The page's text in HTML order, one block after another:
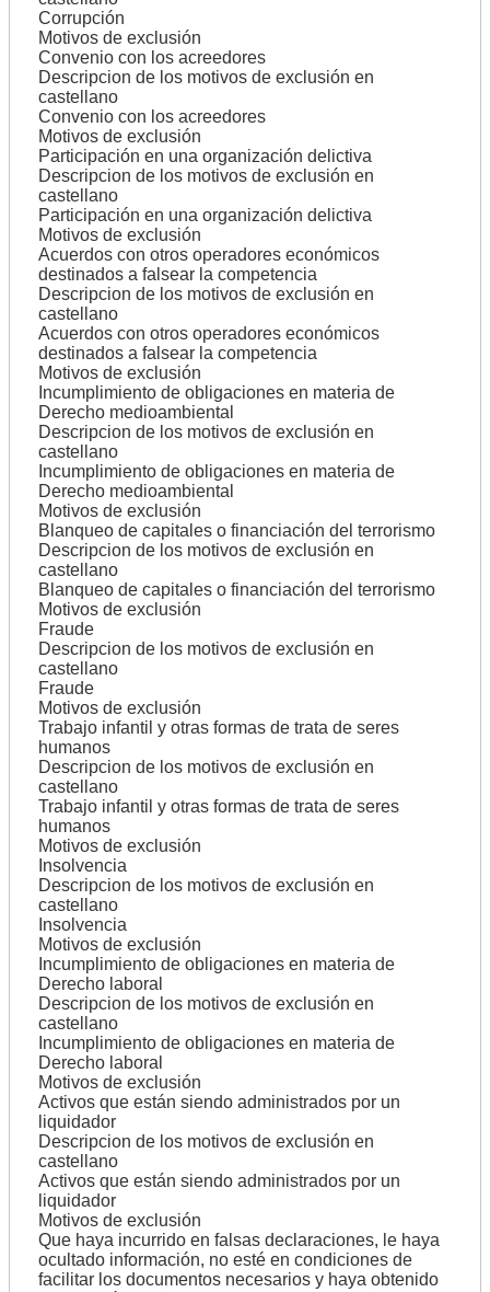
Corrupción
Motivos de exclusión
Convenio con los acreedores
Descripcion de los motivos de exclusión en
castellano
Convenio con los acreedores
Motivos de exclusión
Participación en una organización delictiva
Descripcion de los motivos de exclusión en
castellano
Participación en una organización delictiva
Motivos de exclusión
Acuerdos con otros operadores económicos
destinados a falsear la competencia
Descripcion de los motivos de exclusión en
castellano
Acuerdos con otros operadores económicos
destinados a falsear la competencia
Motivos de exclusión
Incumplimiento de obligaciones en materia de
Derecho medioambiental
Descripcion de los motivos de exclusión en
castellano
Incumplimiento de obligaciones en materia de
Derecho medioambiental
Motivos de exclusión
Blanqueo de capitales o financiación del terrorismo
Descripcion de los motivos de exclusión en
castellano
Blanqueo de capitales o financiación del terrorismo
Motivos de exclusión
Fraude
Descripcion de los motivos de exclusión en
castellano
Fraude
Motivos de exclusión
Trabajo infantil y otras formas de trata de seres
humanos
Descripcion de los motivos de exclusión en
castellano
Trabajo infantil y otras formas de trata de seres
humanos
Motivos de exclusión
Insolvencia
Descripcion de los motivos de exclusión en
castellano
Insolvencia
Motivos de exclusión
Incumplimiento de obligaciones en materia de
Derecho laboral
Descripcion de los motivos de exclusión en
castellano
Incumplimiento de obligaciones en materia de
Derecho laboral
Motivos de exclusión
Activos que están siendo administrados por un
liquidador
Descripcion de los motivos de exclusión en
castellano
Activos que están siendo administrados por un
liquidador
Motivos de exclusión
Que haya incurrido en falsas declaraciones, le haya
ocultado información, no esté en condiciones de
facilitar los documentos necesarios y haya obtenido